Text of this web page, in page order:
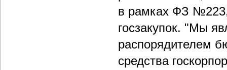
в рамках ФЗ
госзакупок. "Мы
распорядителем
средства